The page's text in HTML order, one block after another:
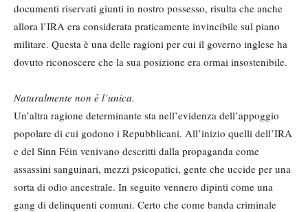
documenti riservati giunti in nostro possesso, risulta che anche
allora l’IRA era considerata praticamente invincibile sul piano
militare. Questa è una delle ragioni per cui il governo inglese ha
dovuto riconoscere che la sua posizione era ormai insostenibile.
Naturalmente non è l’unica.
Un’altra ragione determinante sta nell’evidenza dell’appoggio
popolare di cui godono i Repubblicani. All’inizio quelli dell’IRA
e del Sinn Féin venivano descritti dalla propaganda come
assassini sanguinari, mezzi psicopatici, gente che uccide per una
sorta di odio ancestrale. In seguito vennero dipinti come una
gang di delinquenti comuni. Certo che come banda criminale